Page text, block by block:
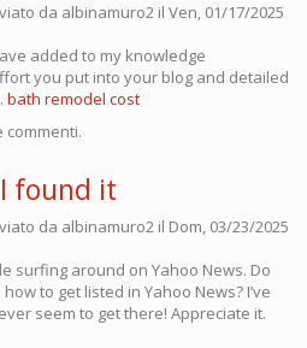
da albinamuro2 il Ven, 01/17/2025
added to my knowledge
you put into your blog and detailed
bath remodel cost
commenti.
found it
da albinamuro2 il Dom, 03/23/2025
surfing around on Yahoo News. Do
to get listed in Yahoo News? I’ve
seem to get there! Appreciate it.